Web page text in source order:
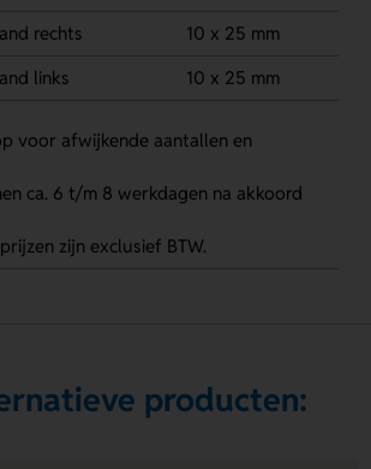
rechts
10 x 25 mm
links 10 x 25 mm
voor afwijkende aantallen en
ca. 6 t/m 8 werkdagen na akkoord
zijn exclusief BTW.
producten: